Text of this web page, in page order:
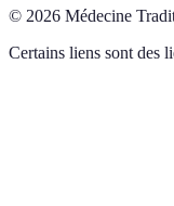
© 2026 Médecine
Certains liens sont des